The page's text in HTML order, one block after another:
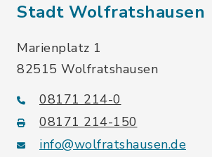
Stadt Wolfratshausen
Marienplatz 1
82515 Wolfratshausen
08171 214-0
08171 214-150
info@wolfratshausen.de